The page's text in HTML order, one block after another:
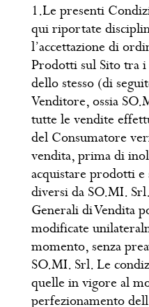
1.Le presenti
qui riportate
l’accettazione di
Prodotti sul Sito tra
dello stesso (di
Venditore, ossia
tutte le vendite
del Consumatore
vendita, prima di
acquistare prodotti
diversi da SO.MI.
Generali di Vendita
modificate
momento, senza
SO.MI. Srl. Le
quelle in vigore al
perfezionamento